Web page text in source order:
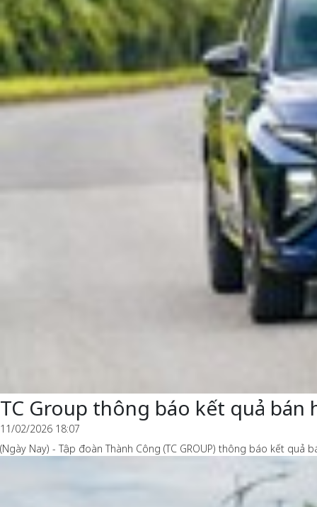
TC Group thông báo kết quả
11/02/2026 18:07
(Ngày Nay) - Tập đoàn Thành Công (TC GROUP) thông báo kết